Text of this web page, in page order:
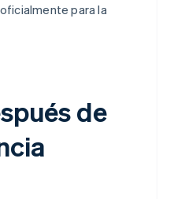
para la
de